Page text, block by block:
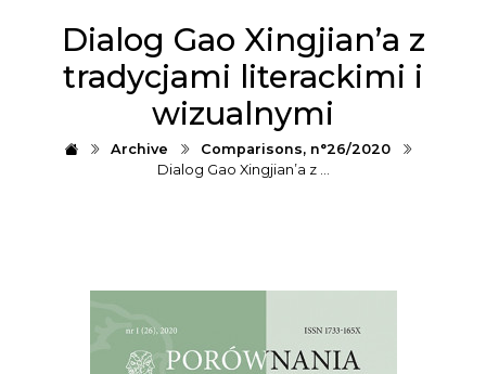
Dialog Gao Xingjian’a z
tradycjami literackimi i
wizualnymi
Archive
Comparisons, n°26/2020
Dialog Gao Xingjian’a z …